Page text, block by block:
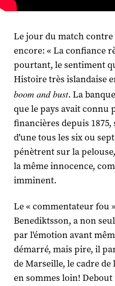
Le jour du match contre
encore: « La confiance
pourtant, le sentiment
Histoire très islandaise
boom and bust. La
que le pays avait connu
financières depuis
d'une tous les six ou
pénètrent sur la
la même innocence,
imminent.
Le « commentateur fou
Benediktsson, a non
par l'émotion avant
démarré, mais pire, il
de Marseille, le cadre
en sommes loin!